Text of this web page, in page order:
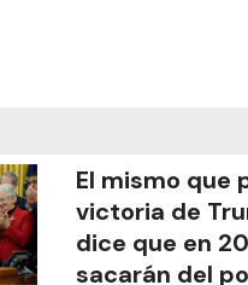
El mismo que
victoria de
dice que en
sacarán del